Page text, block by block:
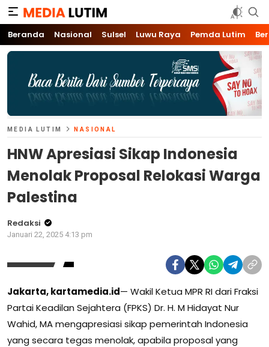
Media Lutim
Info untuk Lutim
Beranda Nasional Sulsel Luwu Raya Pemda Lutim
MEDIA LUTIM NASIONAL
HNW Apresiasi Sikap Indonesia
Menolak Proposal Relokasi Warga
Palestina
Redaksi
Januari 22, 2025 4:13 pm
Jakarta, kartamedia.id— Wakil Ketua MPR RI dari Fraksi
Partai Keadilan Sejahtera (FPKS) Dr. H. M Hidayat Nur
Wahid, MA mengapresiasi sikap pemerintah Indonesia
yang secara tegas menolak, apabila proposal yang